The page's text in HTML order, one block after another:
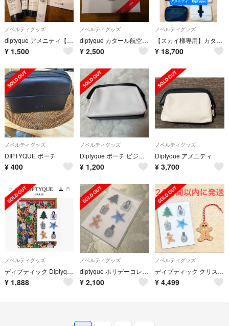
ノベルティグッズ
diptyque アメニティ【箱なし】
¥ 1,500
ノベルティグッズ
diptyque カタール航空 アメニティ
¥ 2,500
ノベルティグッズ
【スカイ様専用】カタール航空 アメニティ ビジネスクラス Diptyque
¥ 18,700
ノベルティグッズ
DIPTYQUE ポーチ
¥ 400
ノベルティグッズ
Diptyque ポーチ ビジネスクラス アメニティ 非売品 カタール航空
¥ 1,200
ノベルティグッズ
Diptyque アメニティ
¥ 3,700
ノベルティグッズ
ディプティック Diptyque フェルトパッチステッカー ノベルティ
¥ 1,888
ノベルティグッズ
diptyque ホリデーコレクション2024 フェルトパッチステッカー 非売品
¥ 2,100
ノベルティグッズ
ディプティック クリスマス 2024 フェルト ステッカー ホリデー ギフトタグ
¥ 4,499